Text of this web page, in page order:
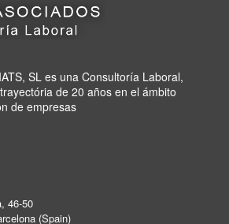
SL es una Consultoría Laboral,
de 20 años en el ámbito
de empresas
46-50
(Spain)